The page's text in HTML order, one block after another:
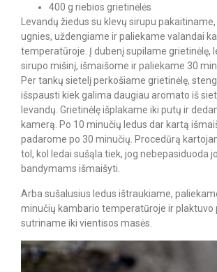
400 g riebios grietinėlės
Levandų žiedus su klevų sirupu
ugnies, uždengiame ir paliekame valandai
temperatūroje. Į dubenį supilame grietinėlę,
sirupo mišinį, išmaišome ir paliekame 30
Per tankų sietelį perkošiame grietinėlę,
išspausti kiek galima daugiau aromato iš
levandų. Grietinėlę išplakame iki putų ir
kamerą. Po 10 minučių ledus dar kartą
padarome po 30 minučių. Procedūrą
tol, kol ledai sušąla tiek, jog nebepasiduoda
bandymams išmaišyti.
Arba sušalusius ledus ištraukiame,
minučių kambario temperatūroje ir plaktuvo
sutriname iki vientisos masės.